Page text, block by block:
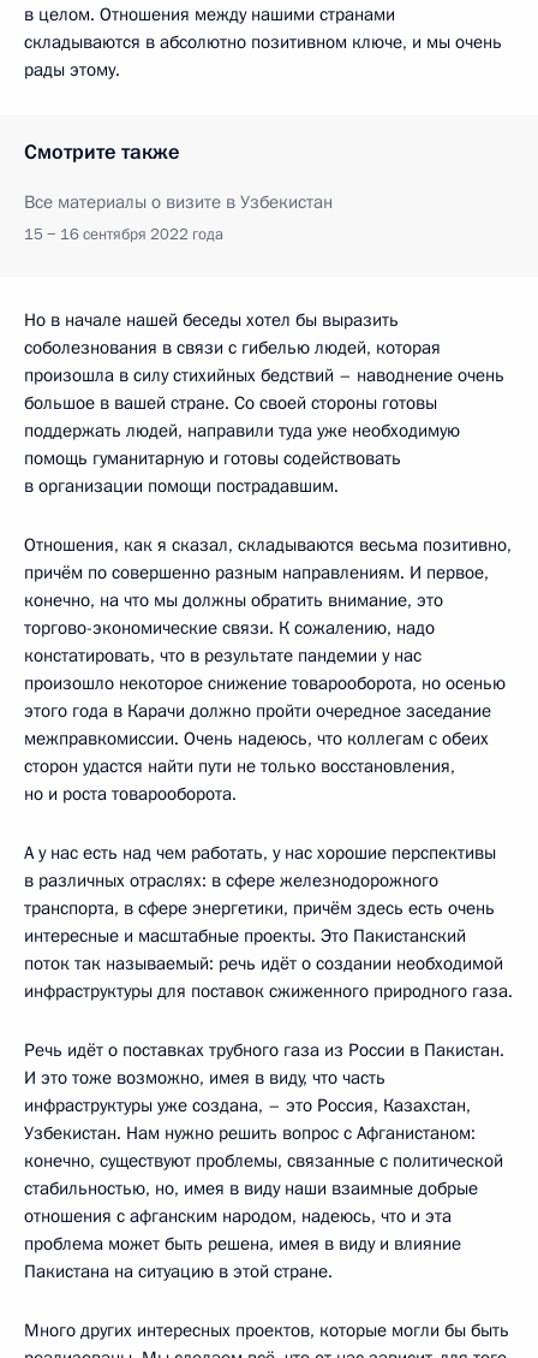
в целом. Отношения между нашими странами
складываются в абсолютно позитивном ключе, и мы очень
рады этому.
Смотрите также
Все материалы о визите в Узбекистан
15 − 16 сентября 2022 года
Но в начале нашей беседы хотел бы выразить
соболезнования в связи с гибелью людей, которая
произошла в силу стихийных бедствий – наводнение очень
большое в вашей стране. Со своей стороны готовы
поддержать людей, направили туда уже необходимую
помощь гуманитарную и готовы содействовать
в организации помощи пострадавшим.
Отношения, как я сказал, складываются весьма позитивно,
причём по совершенно разным направлениям. И первое,
конечно, на что мы должны обратить внимание, это
торгово-экономические связи. К сожалению, надо
констатировать, что в результате пандемии у нас
произошло некоторое снижение товарооборота, но осенью
этого года в Карачи должно пройти очередное заседание
межправкомиссии. Очень надеюсь, что коллегам с обеих
сторон удастся найти пути не только восстановления,
но и роста товарооборота.
А у нас есть над чем работать, у нас хорошие перспективы
в различных отраслях: в сфере железнодорожного
транспорта, в сфере энергетики, причём здесь есть очень
интересные и масштабные проекты. Это Пакистанский
поток так называемый: речь идёт о создании необходимой
инфраструктуры для поставок сжиженного природного газа.
Речь идёт о поставках трубного газа из России в Пакистан.
И это тоже возможно, имея в виду, что часть
инфраструктуры уже создана, – это Россия, Казахстан,
Узбекистан. Нам нужно решить вопрос с Афганистаном:
конечно, существуют проблемы, связанные с политической
стабильностью, но, имея в виду наши взаимные добрые
отношения с афганским народом, надеюсь, что и эта
проблема может быть решена, имея в виду и влияние
Пакистана на ситуацию в этой стране.
Много других интересных проектов, которые могли бы быть